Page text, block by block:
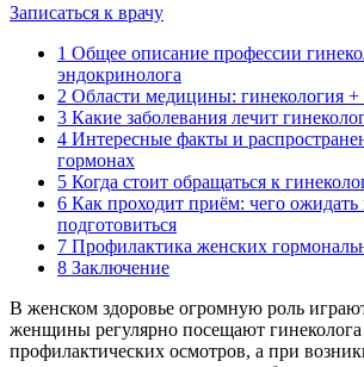
Записаться к врачу
1 Общее описание профессии
эндокринолога
2 Области медицины: гинекология +
3 Какие заболевания лечит
4 Интересные факты и
гормонах
5 Когда стоит обращаться к
6 Как проходит приём: чего ожидать
подготовиться
7 Профилактика женских
8 Заключение
В женском здоровье огромную роль
женщины регулярно посещают гинеколога
профилактических осмотров, а при